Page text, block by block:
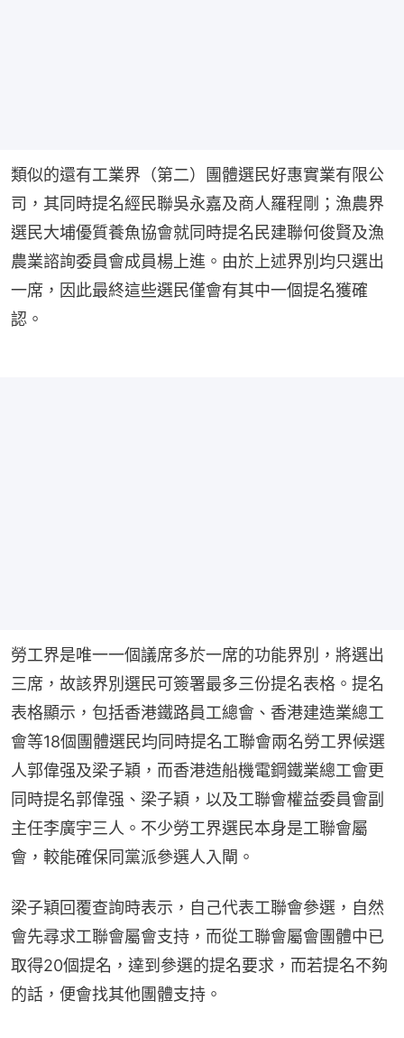
類似的還有工業界（第二）團體選民好惠實業有限公
司，其同時提名經民聯吳永嘉及商人羅程剛；漁農界
選民大埔優質養魚協會就同時提名民建聯何俊賢及漁
農業諮詢委員會成員楊上進。由於上述界別均只選出
一席，因此最終這些選民僅會有其中一個提名獲確
認。
勞工界是唯一一個議席多於一席的功能界別，將選出
三席，故該界別選民可簽署最多三份提名表格。提名
表格顯示，包括香港鐵路員工總會、香港建造業總工
會等18個團體選民均同時提名工聯會兩名勞工界候選
人郭偉强及梁子穎，而香港造船機電鋼鐵業總工會更
同時提名郭偉强、梁子穎，以及工聯會權益委員會副
主任李廣宇三人。不少勞工界選民本身是工聯會屬
會，較能確保同黨派參選人入閘。
梁子穎回覆查詢時表示，自己代表工聯會參選，自然
會先尋求工聯會屬會支持，而從工聯會屬會團體中已
取得20個提名，達到參選的提名要求，而若提名不夠
的話，便會找其他團體支持。